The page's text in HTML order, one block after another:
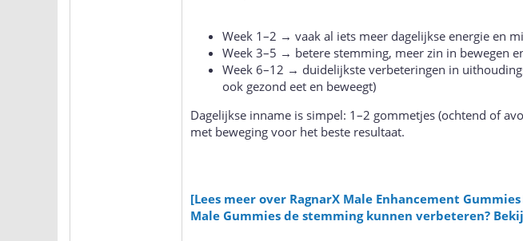
Week 1–2 → vaak al iets meer dagelijkse energie en
Week 3–5 → betere stemming, meer zin in bewegen
Week 6–12 → duidelijkste verbeteringen in
ook gezond eet en beweegt)
Dagelijkse inname is simpel: 1–2 gommetjes (ochtend of
met beweging voor het beste resultaat.
[Lees meer over RagnarX Male Enhancement
Male Gummies de stemming kunnen verbeteren?